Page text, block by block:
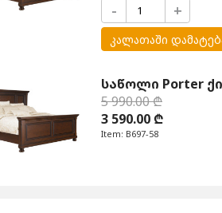
- +
კალათაში
საწოლი Porter
5 990.00 ₾
3 590.00 ₾
Item: B697-58